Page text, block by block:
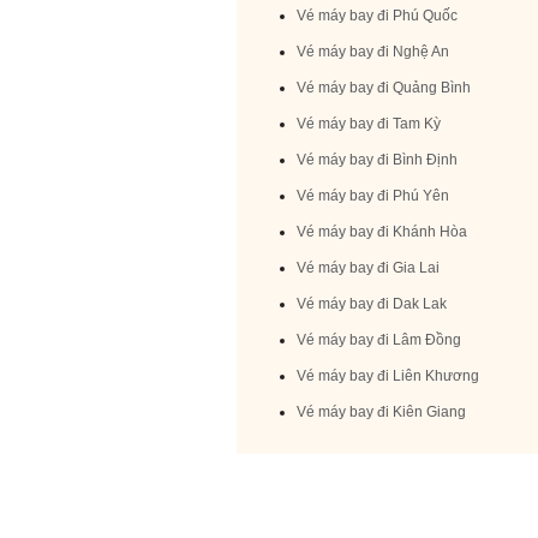
Vé máy bay đi Phú Quốc
Vé máy bay đi Nghệ An
Vé máy bay đi Quảng Bình
Vé máy bay đi Tam Kỳ
Vé máy bay đi Bình Định
Vé máy bay đi Phú Yên
Vé máy bay đi Khánh Hòa
Vé máy bay đi Gia Lai
Vé máy bay đi Dak Lak
Vé máy bay đi Lâm Đồng
Vé máy bay đi Liên Khương
Vé máy bay đi Kiên Giang